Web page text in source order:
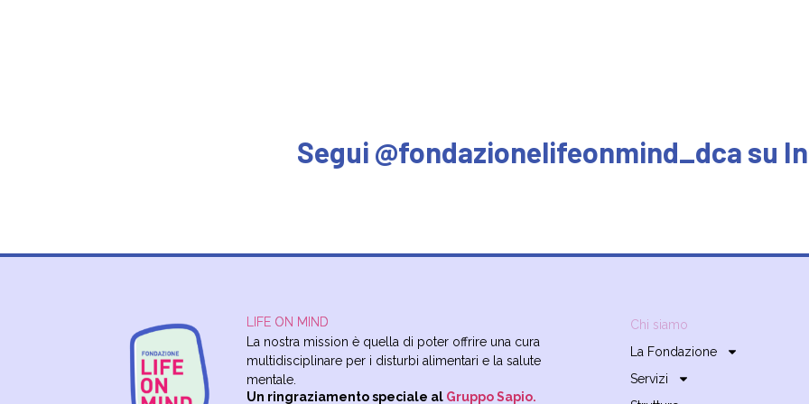
Segui @fondazionelifeonmind_dca su
LIFE ON MIND
La nostra mission è quella di poter offrire una cura
multidisciplinare per i disturbi alimentari e la salute
mentale.
Un ringraziamento speciale al Gruppo Sapio.
Chi siamo
La Fondazione
Servizi